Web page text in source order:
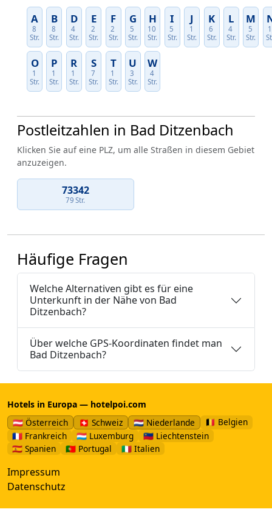
A
8
Str.
B
8
Str.
D
4
Str.
E
2
Str.
F
2
Str.
G
5
Str.
H
10
Str.
I
5
Str.
J
1
Str.
K
6
Str.
L
4
Str.
M
5
Str.
O
1
Str.
P
1
Str.
R
1
Str.
S
7
Str.
T
1
Str.
U
3
Str.
W
4
Str.
Postleitzahlen in Bad Ditzenbach
Klicken Sie auf eine PLZ, um alle Straßen in diesem Gebiet
anzuzeigen.
73342
79 Str.
Häufige Fragen
Welche Alternativen gibt es für eine
Unterkunft in der Nähe von Bad
Ditzenbach?
Über welche GPS-Koordinaten findet man
Bad Ditzenbach?
Hotels in Europa — hotelpoi.com
🇦🇹 Österreich
🇨🇭 Schweiz 🇳🇱 Niederlande
🇧🇪 Belgien
🇫🇷 Frankreich
🇱🇺 Luxemburg
🇱🇮 Liechtenstein
🇪🇸 Spanien
🇵🇹 Portugal 🇮🇹 Italien
Impressum
Datenschutz